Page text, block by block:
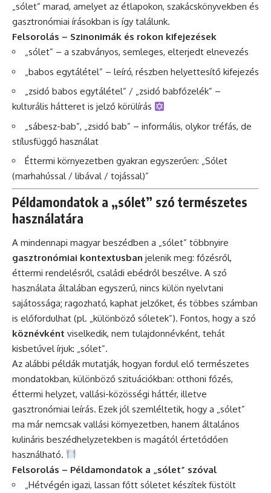
„sólet” marad, amelyet az étlapokon, szakácskönyvekben és
gasztronómiai írásokban is így találunk.
Felsorolás – Szinonimák és rokon kifejezések
„sólet” – a szabványos, semleges, elterjedt elnevezés
„babos egytálétel” – leíró, részben helyettesítő kifejezés
„zsidó babos egytálétel” / „zsidó babfőzelék” –
kulturális hátteret is jelző körülírás
„sábesz-bab”, „zsidó bab” – informális, olykor tréfás, de
stílusfüggő használat
Éttermi környezetben gyakran egyszerűen: „Sólet
(marhahússal / libával / tojással)”
Példamondatok a „sólet” szó természetes
használatára
A mindennapi magyar beszédben a „sólet” többnyire
gasztronómiai kontextusban jelenik meg: főzésről,
éttermi rendelésről, családi ebédről beszélve. A szó
használata általában egyszerű, nincs külön nyelvtani
sajátossága; ragozható, kaphat jelzőket, és többes számban
is előfordulhat (pl. „különböző sóletek”). Fontos, hogy a szó
köznévként viselkedik, nem tulajdonnévként, tehát
kisbetűvel írjuk: „sólet”.
Az alábbi példák mutatják, hogyan fordul elő természetes
mondatokban, különböző szituációkban: otthoni főzés,
éttermi helyzet, vallási-közösségi háttér, illetve
gasztronómiai leírás. Ezek jól szemléltetik, hogy a „sólet”
ma már nemcsak vallási környezetben, hanem általános
kulináris beszédhelyzetekben is magától értetődően
használható.
Felsorolás – Példamondatok a „sólet” szóval
„Hétvégén igazi, lassan főtt sóletet készítek füstölt